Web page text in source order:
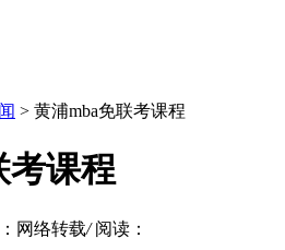
> 黄浦mba免联考课程
考课程
网络转载/ 阅读：